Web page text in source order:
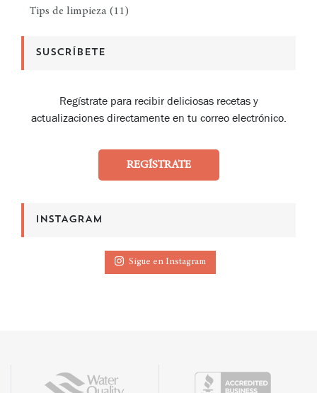
Tips de limpieza (11)
SUSCRÍBETE
Regístrate para recibir deliciosas recetas y
actualizaciones directamente en tu correo electrónico.
REGÍSTRATE
INSTAGRAM
Sigue en Instagram